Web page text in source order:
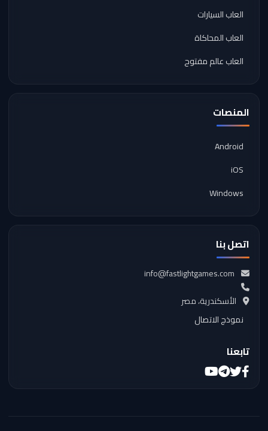
العاب السيارات
العاب المحاكاة
العاب عالم مفتوح
المنصات
Android
iOS
Windows
اتصل بنا
الأسكندرية، مصر
نموذج الاتصال
تابعنا
فيسبوك
تويترتيليجراميوتيوب